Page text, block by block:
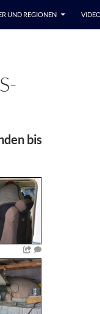
UND REGIONEN
bis